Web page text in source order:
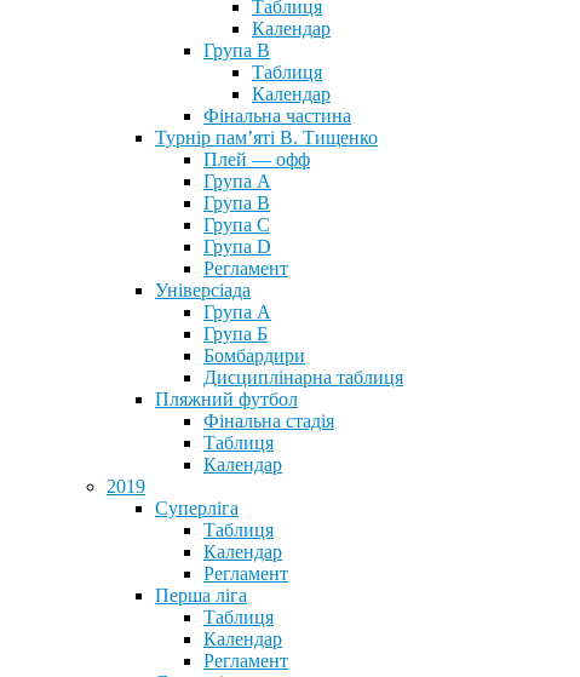
Таблиця
Календар
Група В
Таблиця
Календар
Фінальна частина
Турнір пам’яті В. Тищенко
Плей — офф
Група А
Група B
Група С
Група D
Регламент
Універсіада
Група А
Група Б
Бомбардири
Дисциплінарна таблиця
Пляжний футбол
Фінальна стадія
Таблиця
Календар
2019
Суперліга
Таблиця
Календар
Регламент
Перша ліга
Таблиця
Календар
Регламент